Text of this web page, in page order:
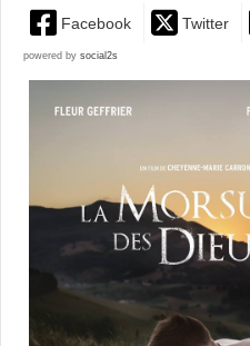
Facebook Twitter
powered by social2s